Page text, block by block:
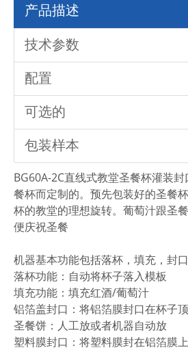
产品描述
技术参数
配置
可选的
包装样本
BG60A-2C直线式教堂圣餐杯灌装
餐杯而定制的。预先包装好的圣餐
杯的教堂的理想旋转。葡萄汁跟圣
便庆祝圣餐
机器基本功能包括落杯，填充，封
落杯功能：自动将杯子落入模板
填充功能：填充红酒/葡萄汁
铝箔盖封口：将铝箔膜封口在杯子
圣餐饼：人工放或者机器自动放
塑料膜封口：将塑料膜封在铝箔膜上